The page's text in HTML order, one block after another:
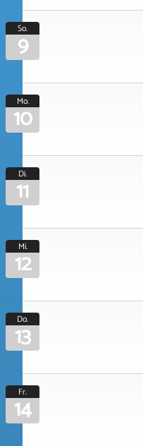
So.
9
Mo.
10
Di.
11
Mi.
12
Do.
13
Fr.
14